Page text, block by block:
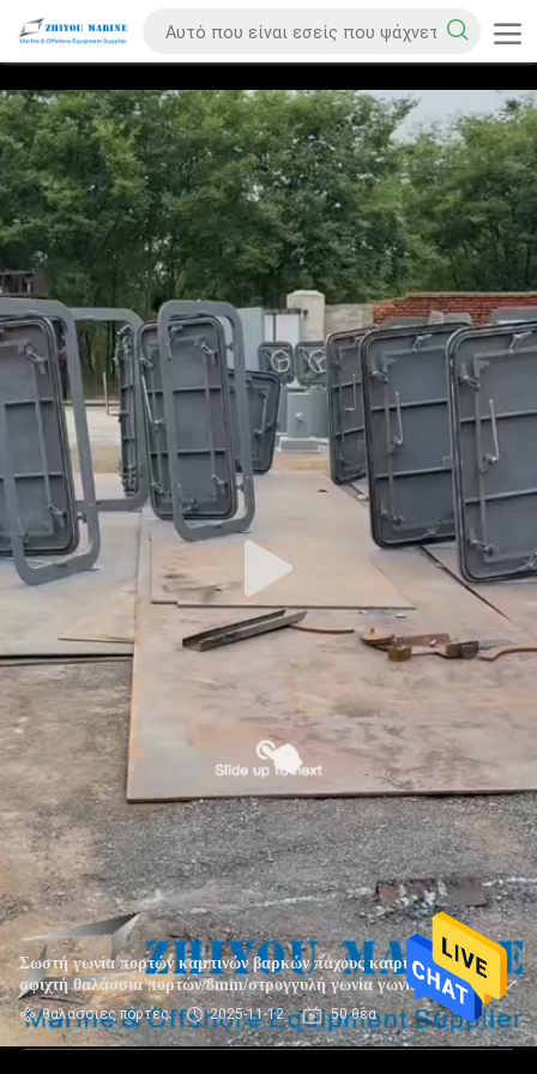
Σωστή γωνία πορτών καμπινών βαρκών πάχους καιρικών
σφιχτή θαλάσσια πορτών/8mm/στρογγυλή γωνία γωνίας
θαλάσσιες πόρτες 2025-11-12 50 θέα